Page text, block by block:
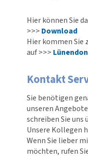
Hier können Sie
>>> Download
Hier kommen Sie
auf >>>
Kontakt
Sie benötigen
unseren
schreiben Sie
Unsere Kollegen
Wenn Sie lieber
möchten, rufen